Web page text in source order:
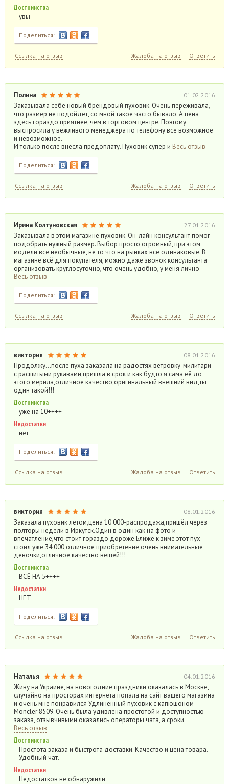
Достоинства
увы
Поделиться:
Ссылка на отзыв Жалоба на отзыв Ответить
Полина 01.02.2016
Заказывала себе новый брендовый пуховик. Очень переживала,
что размер не подойдет, со мной такое часто бывало. А цена
здесь гораздо приятнее, чем в торговом центре. Поэтому
выспросила у вежливого менеджера по телефону все возможное
и невозможное.
И только после внесла предоплату. Пуховик супер и Весь отзыв
Поделиться:
Ссылка на отзыв Жалоба на отзыв Ответить
Ирина Колтуновская 27.01.2016
Заказывала в этом магазине пуховик. Он-лайн консультант помог
подобрать нужный размер. Выбор просто огромный, при этом
модели все необычные, не то что на рынках все одинаковые. В
магазине всё для покупателя, можно даже звонок консультанта
организовать круглосуточно, что очень удобно, у меня лично
Весь отзыв
Поделиться:
Ссылка на отзыв Жалоба на отзыв Ответить
виктория 08.01.2016
Продолжу…после пуха заказала на радостях ветровку-милитари
с расшитыми рукавами,пришла в срок и как будто я сама её до
этого мерила,отличное качество,оригинальный внешний вид,ты
один такой!!!
Достоинства
уже на 10++++
Недостатки
нет
Поделиться:
Ссылка на отзыв Жалоба на отзыв Ответить
виктория 08.01.2016
Заказала пуховик летом,цена 10 000-распродажа,пришёл через
полторы недели в Иркутск.Один в один как на фото и
впечатление,что стоит гораздо дороже.Ближе к зиме этот пух
стоил уже 34 000,отличное приобретение,очень внимательные
девочки,отличное качество вещей!!!
Достоинства
ВСЁ НА 5++++
Недостатки
НЕТ
Поделиться:
Ссылка на отзыв Жалоба на отзыв Ответить
Наталья 04.01.2016
Живу на Украине, на новогодние праздники оказалась в Москве,
случайно на просторах интернета попала на сайт вашего магазина
и очень мне понравился Удлиненный пуховик с капюшоном
Moncler 8509. Очень была удивлена простотой и доступностью
заказа, отзывчивыми оказались операторы чата, а сроки
Весь отзыв
Достоинства
Простота заказа и быстрота доставки. Качество и цена товара.
Удобный чат.
Недостатки
Недостатков не обнаружили